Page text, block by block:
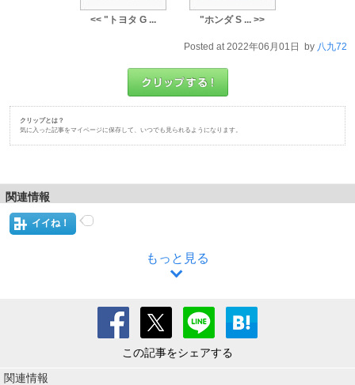
<< "トヨタ G ... "ホンダ S ... >>
Posted at 2022年06月01日 by 八九72
クリップとは？
気に入った記事をマイページに保存して、いつでも見られるようになります。
関連情報
イイね！
もっと見る
この記事をシェアする
関連情報